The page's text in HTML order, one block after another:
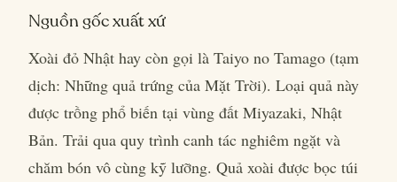
Nguồn gốc xuất xứ
Xoài đỏ Nhật hay còn gọi là Taiyo no Tamago (tạm
dịch: Những quả trứng của Mặt Trời). Loại quả này
được trồng phổ biến tại vùng đất Miyazaki, Nhật
Bản. Trải qua quy trình canh tác nghiêm ngặt và
chăm bón vô cùng kỹ lưỡng. Quả xoài được bọc túi